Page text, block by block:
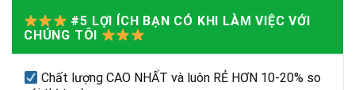
#5 LỢI ÍCH BẠN CÓ KHI LÀM VIỆC VỚI
CHÚNG TÔI
Chất lượng CAO NHẤT và luôn RẺ HƠN 10-20% so